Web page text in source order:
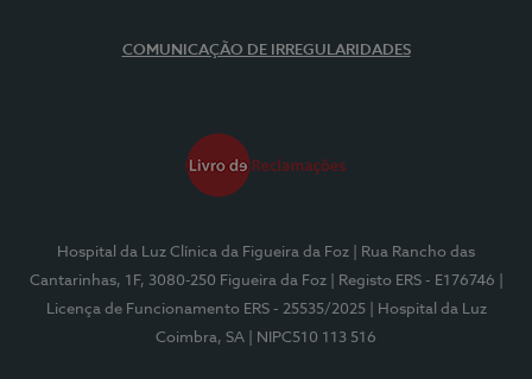
COMUNICAÇÃO DE IRREGULARIDADES
Hospital da Luz Clínica da Figueira da Foz
| Rua Rancho das
Cantarinhas, 1F, 3080-250 Figueira da Foz
| Registo ERS - E176746
Licença de Funcionamento ERS - 25535/2025
| Hospital da Luz
Coimbra, SA
| NIPC510 113 516